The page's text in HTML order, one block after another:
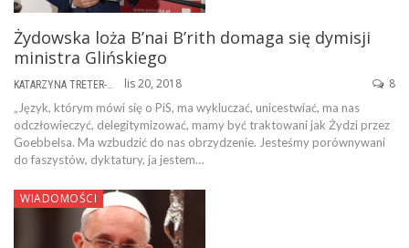
Żydowska loża B’nai B’rith domaga się dymisji
ministra Glińskiego
lis 20, 2018 8
„Język, którym mówi się o PiS, ma wykluczać, unicestwiać, ma nas
odczłowieczyć, delegitymizować, mamy być traktowani jak Żydzi przez
Goebbelsa. Ma wzbudzić do nas obrzydzenie. Jesteśmy porównywani
do faszystów, dyktatury, ja jestem…
WIADOMOŚCI